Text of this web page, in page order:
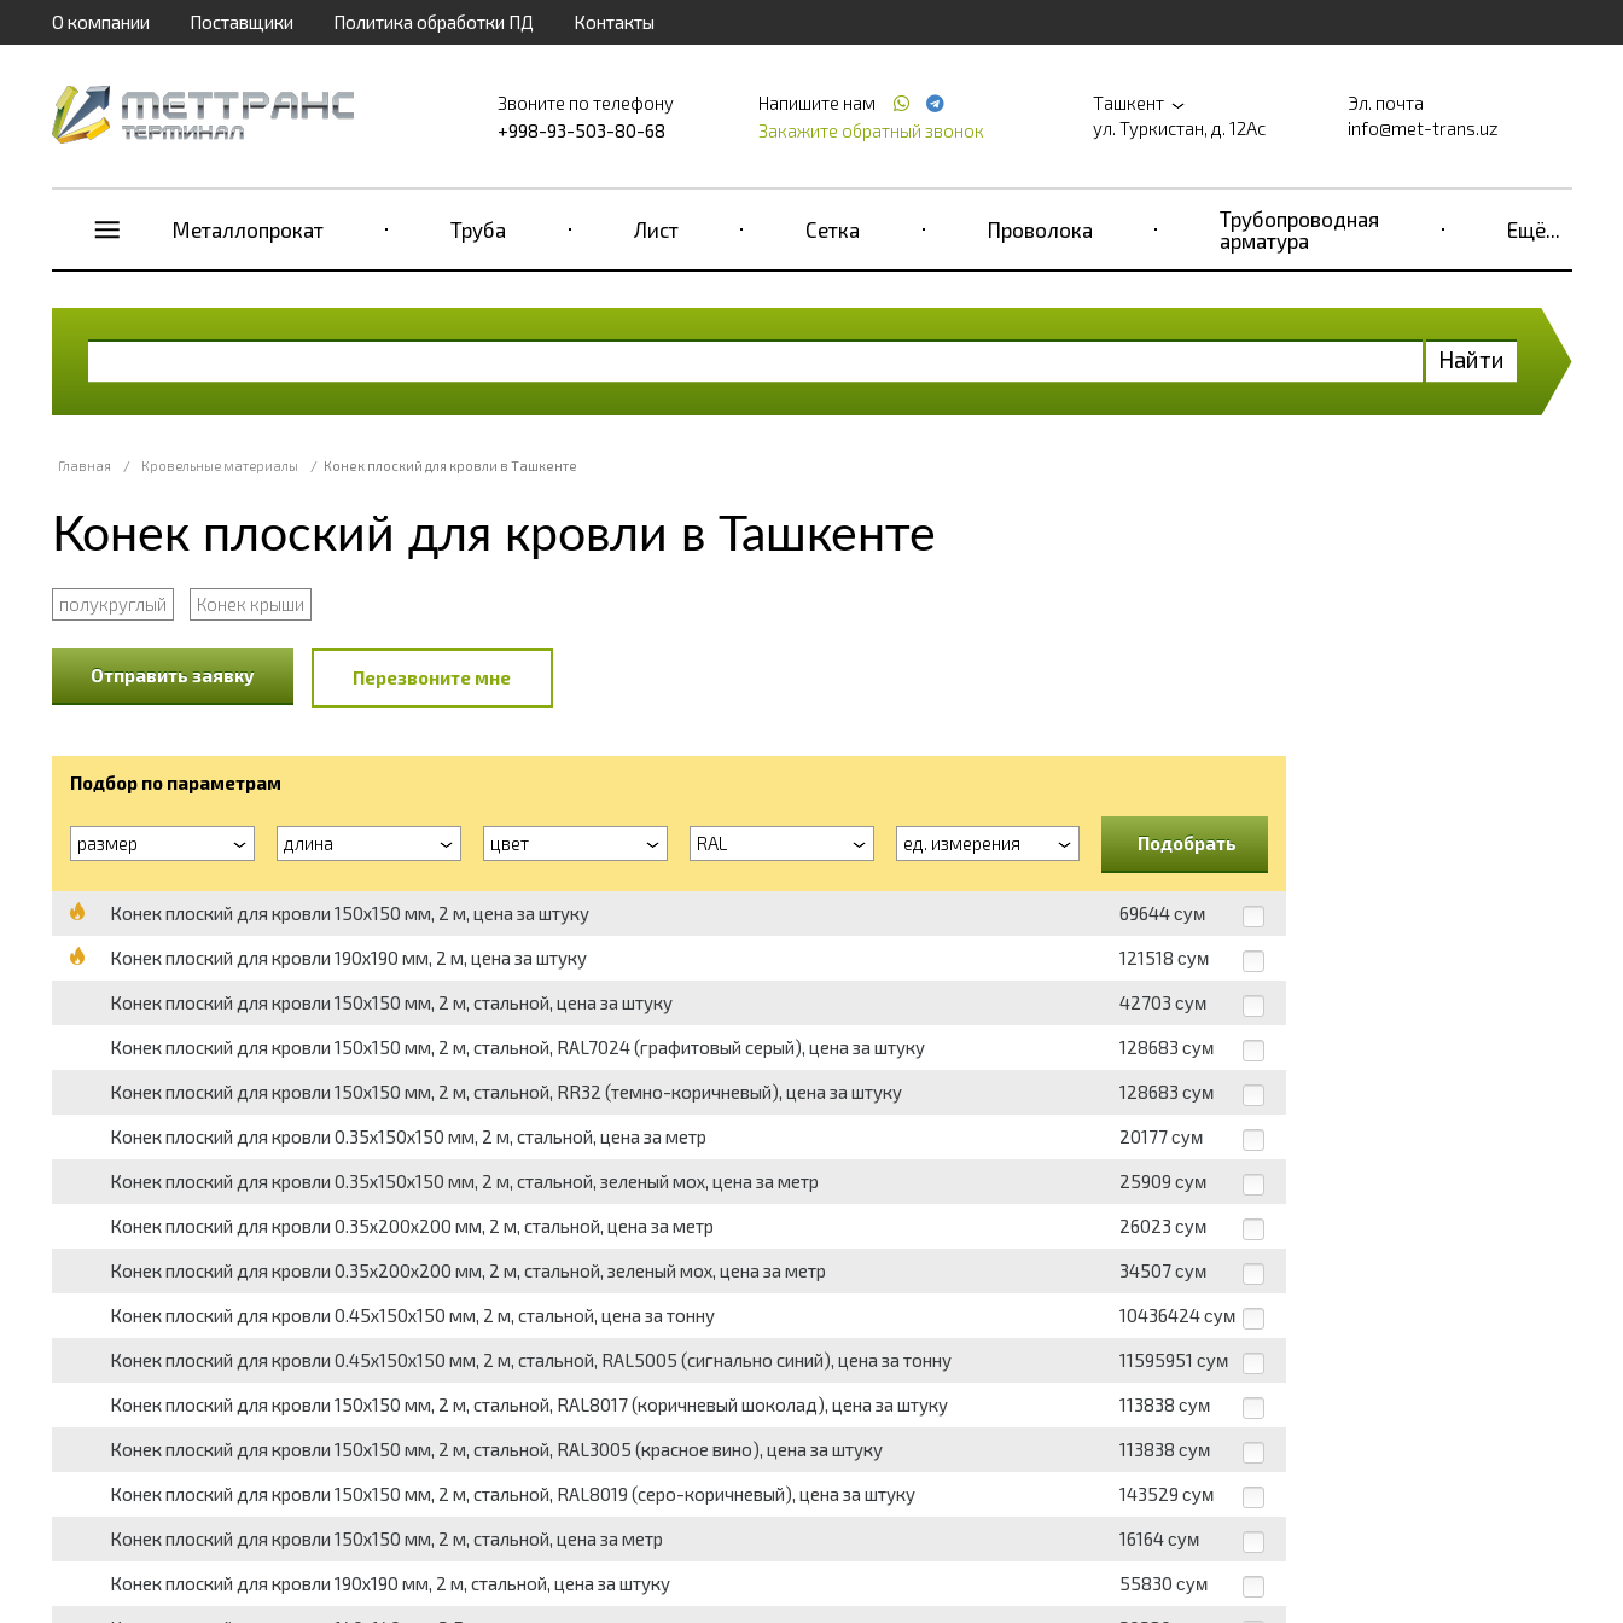
О компании Поставщики Политика обработки ПД Контакты
Звоните по телефону
+998-93-503-80-68
Напишите нам
Закажите обратный звонок
Ташкент
ул. Туркистан, д. 12Ас
Эл. почта
info@met-trans.uz
Металлопрокат Труба Лист Сетка Проволока
Трубопроводная
арматура
Ещё...
Найти
Главная / Кровельные материалы / Конек плоский для кровли в Ташкенте
Конек плоский для кровли в Ташкенте
полукруглый Конек крыши
Отправить заявку Перезвоните мне
Подбор по параметрам
размер длина цвет RAL ед. измерения Подобрать
Конек плоский для кровли 150х150 мм, 2 м, цена за штуку 69644 сум
Конек плоский для кровли 190х190 мм, 2 м, цена за штуку 121518 сум
Конек плоский для кровли 150х150 мм, 2 м, стальной, цена за штуку 42703 сум
Конек плоский для кровли 150х150 мм, 2 м, стальной, RAL7024 (графитовый серый), цена за штуку 128683 сум
Конек плоский для кровли 150х150 мм, 2 м, стальной, RR32 (темно-коричневый), цена за штуку 128683 сум
Конек плоский для кровли 0.35х150х150 мм, 2 м, стальной, цена за метр 20177 сум
Конек плоский для кровли 0.35х150х150 мм, 2 м, стальной, зеленый мох, цена за метр 25909 сум
Конек плоский для кровли 0.35х200х200 мм, 2 м, стальной, цена за метр 26023 сум
Конек плоский для кровли 0.35х200х200 мм, 2 м, стальной, зеленый мох, цена за метр 34507 сум
Конек плоский для кровли 0.45х150х150 мм, 2 м, стальной, цена за тонну 10436424 сум
Конек плоский для кровли 0.45х150х150 мм, 2 м, стальной, RAL5005 (сигнально синий), цена за тонну 11595951 сум
Конек плоский для кровли 150х150 мм, 2 м, стальной, RAL8017 (коричневый шоколад), цена за штуку 113838 сум
Конек плоский для кровли 150х150 мм, 2 м, стальной, RAL3005 (красное вино), цена за штуку 113838 сум
Конек плоский для кровли 150х150 мм, 2 м, стальной, RAL8019 (серо-коричневый), цена за штуку 143529 сум
Конек плоский для кровли 150х150 мм, 2 м, стальной, цена за метр 16164 сум
Конек плоский для кровли 190х190 мм, 2 м, стальной, цена за штуку 55830 сум